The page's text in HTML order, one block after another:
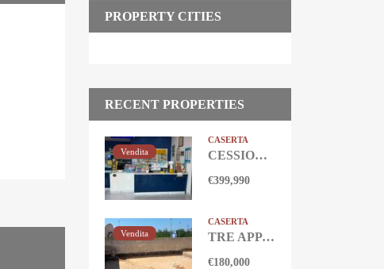
PROPERTY CITIES
RECENT PROPERTIES
Vendita
CASERTA
CESSIONE ATTIVITA’ TABACCHERIA Marina Di Ischitella-Domitiana
€399,990
Vendita
CASERTA
TRE APPARTAMENTI CON TERRAZZO Castel Volturno-Domitiana
€180,000